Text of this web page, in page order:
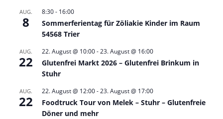
AUG.
8
8:30- 16:00
Sommerferientag für Zöliakie Kinder im Raum
54568 Trier
AUG.
22
22. August @ 10:00-23. August @ 16:00
Glutenfrei Markt 2026 – Glutenfrei Brinkum in
Stuhr
AUG.
22
22. August @ 12:00-23. August @ 17:00
Foodtruck Tour von Melek – Stuhr – Glutenfreie
Döner und mehr